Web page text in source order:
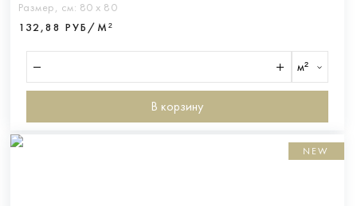
Размер, см: 80 х 80
132,88 РУБ/М²
м²
В корзину
NEW